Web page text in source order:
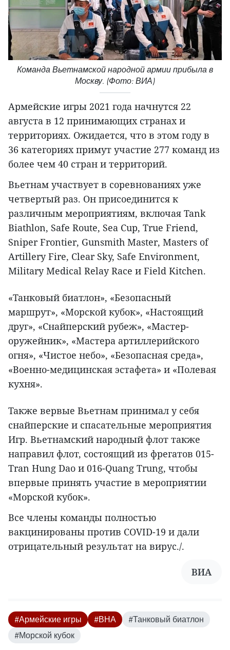
Команда Вьетнамской народной армии прибыла в
Москву. (Фото: ВИА)
Армейские игры 2021 года начнутся 22
августа в 12 принимающих странах и
территориях. Ожидается, что в этом году в
36 категориях примут участие 277 команд из
более чем 40 стран и территорий.
Вьетнам участвует в соревнованиях уже
четвертый раз. Он присоединится к
различным мероприятиям, включая Tank
Biathlon, Safe Route, Sea Cup, True Friend,
Sniper Frontier, Gunsmith Master, Masters of
Artillery Fire, Clear Sky, Safe Environment,
Military Medical Relay Race и Field Kitchen.
«Танковый биатлон», «Безопасный
маршрут», «Морской кубок», «Настоящий
друг», «Снайперский рубеж», «Мастер-
оружейник», «Мастера артиллерийского
огня», «Чистое небо», «Безопасная среда»,
«Военно-медицинская эстафета» и «Полевая
кухня».
Также вервые Вьетнам принимал у себя
снайперские и спасательные мероприятия
Игр. Вьетнамский народный флот также
направил флот, состоящий из фрегатов 015-
Tran Hung Dao и 016-Quang Trung, чтобы
впервые принять участие в мероприятии
«Морской кубок».
Все члены команды полностью
вакцинированы против COVID-19 и дали
отрицательный результат на вирус./.
ВИА
#Армейские игры #ВНА
#Танковый биатлон
#Морской кубок